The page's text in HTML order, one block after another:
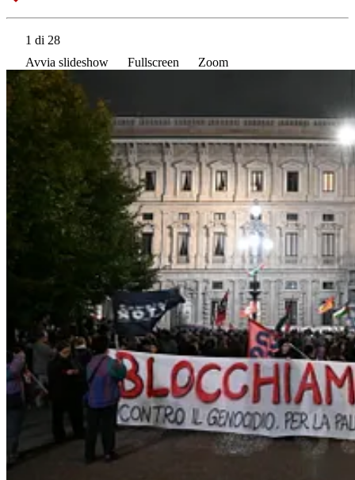
1 di 28
Avvia slideshow
Fullscreen Zoom